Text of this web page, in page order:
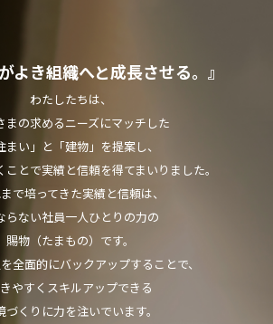
よき組織へと成長させる。』
わたしたちは、
まの求めるニーズにマッチした
まい」と「建物」を提案し、
ことで実績と信頼を得てまいりました。
で培ってきた実績と信頼は、
らない社員一人ひとりの力の
賜物（たまもの）です。
全面的にバックアップすることで、
やすくスキルアップできる
づくりに力を注いでいます。